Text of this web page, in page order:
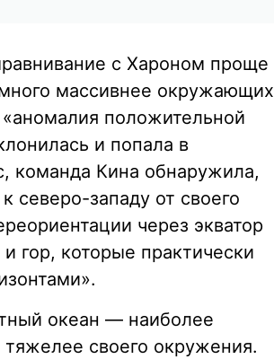
с Хароном проще
массивнее окружающих
положительной
и попала в
команда Кина обнаружила,
северо-западу от своего
через экватор
гор, которые практически
океан — наиболее
тяжелее своего окружения.